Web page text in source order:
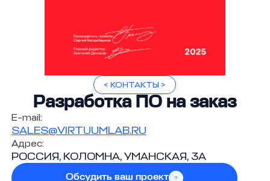
< КОНТАКТЫ >
Разработка ПО на заказ
E-mail:
SALES@VIRTUUMLAB.RU
Адрес:
РОССИЯ, КОЛОМНА, УМАНСКАЯ, 3А
Обсудить ваш проект